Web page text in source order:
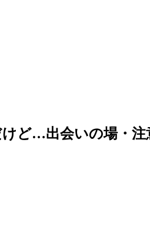
ど…出会いの場・注